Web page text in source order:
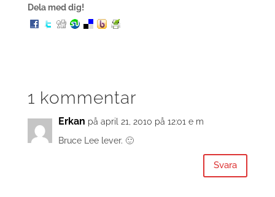
Dela med dig!
1 kommentar
Erkan på april 21, 2010 på 12:01 e m
Bruce Lee lever. 🙂
Svara